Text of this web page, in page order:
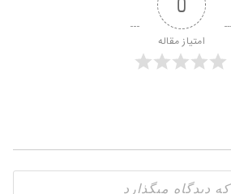
0
امتیاز مقاله